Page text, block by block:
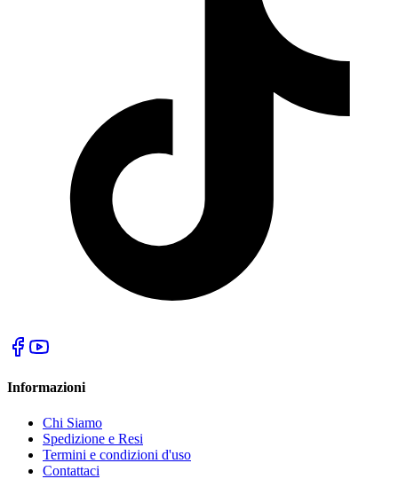
Informazioni
Chi Siamo
Spedizione e Resi
Termini e condizioni d'uso
Contattaci